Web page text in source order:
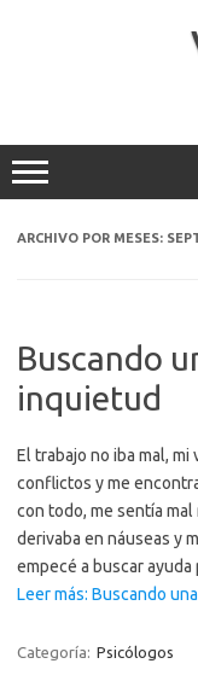
ARCHIVO POR MESES:
Buscando
inquietud
El trabajo no iba mal,
conflictos y me
con todo, me sentía
derivaba en náuseas y
empecé a buscar
Leer más: Buscando
Categoría: Psicólogos